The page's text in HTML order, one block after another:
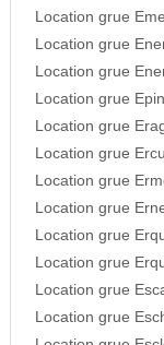
Location grue
Location grue
Location grue
Location grue
Location grue
Location grue
Location grue
Location grue
Location grue
Location grue
Location grue
Location grue